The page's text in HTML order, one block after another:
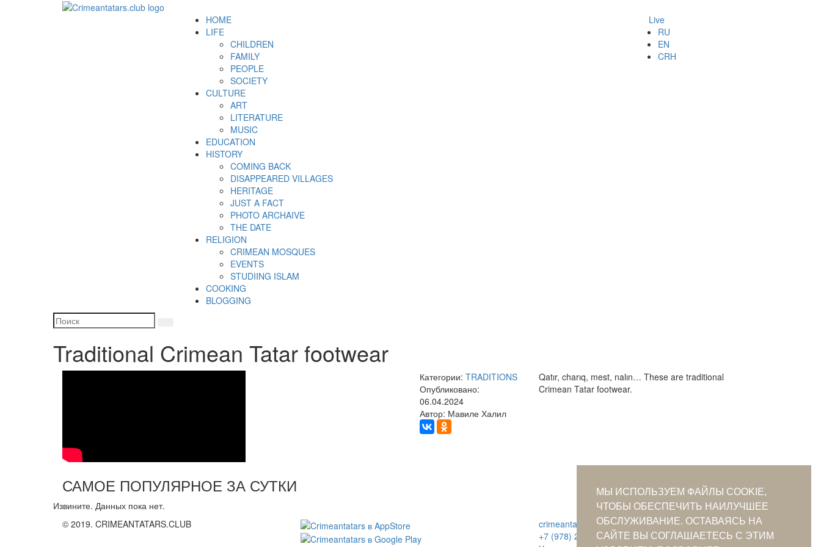
Live
HOME
LIFE
CHILDREN
FAMILY
PEOPLE
SOCIETY
CULTURE
ART
LITERATURE
MUSIC
EDUCATION
HISTORY
COMING BACK
DISAPPEARED VILLAGES
HERITAGE
JUST A FACT
PHOTO ARCHAIVE
THE DATE
RELIGION
CRIMEAN MOSQUES
EVENTS
STUDIING ISLAM
COOKING
BLOGGING
RU
EN
CRH
Traditional Crimean Tatar footwear
Категории: TRADITIONS
Опубликовано:
06.04.2024
Автор: Мавиле Халил
Qatır, charıq, mest, nalın… These are traditional
Crimean Tatar footwear.
САМОЕ ПОПУЛЯРНОЕ ЗА СУТКИ
Извините. Данных пока нет.
crimeantatars@qaradeniz.com
+7 (978) 208-56-55
© 2019. CRIMEANTATARS.CLUB
МЫ ИСПОЛЬЗУЕМ ФАЙЛЫ COOKIE,
ЧТОБЫ ОБЕСПЕЧИТЬ НАИЛУЧШЕЕ
ОБСЛУЖИВАНИЕ. ОСТАВАЯСЬ НА
САЙТЕ ВЫ СОГЛАШАЕТЕСЬ С ЭТИМ